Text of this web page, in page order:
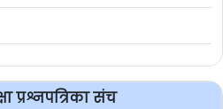
प्रश्नपत्रिका संच